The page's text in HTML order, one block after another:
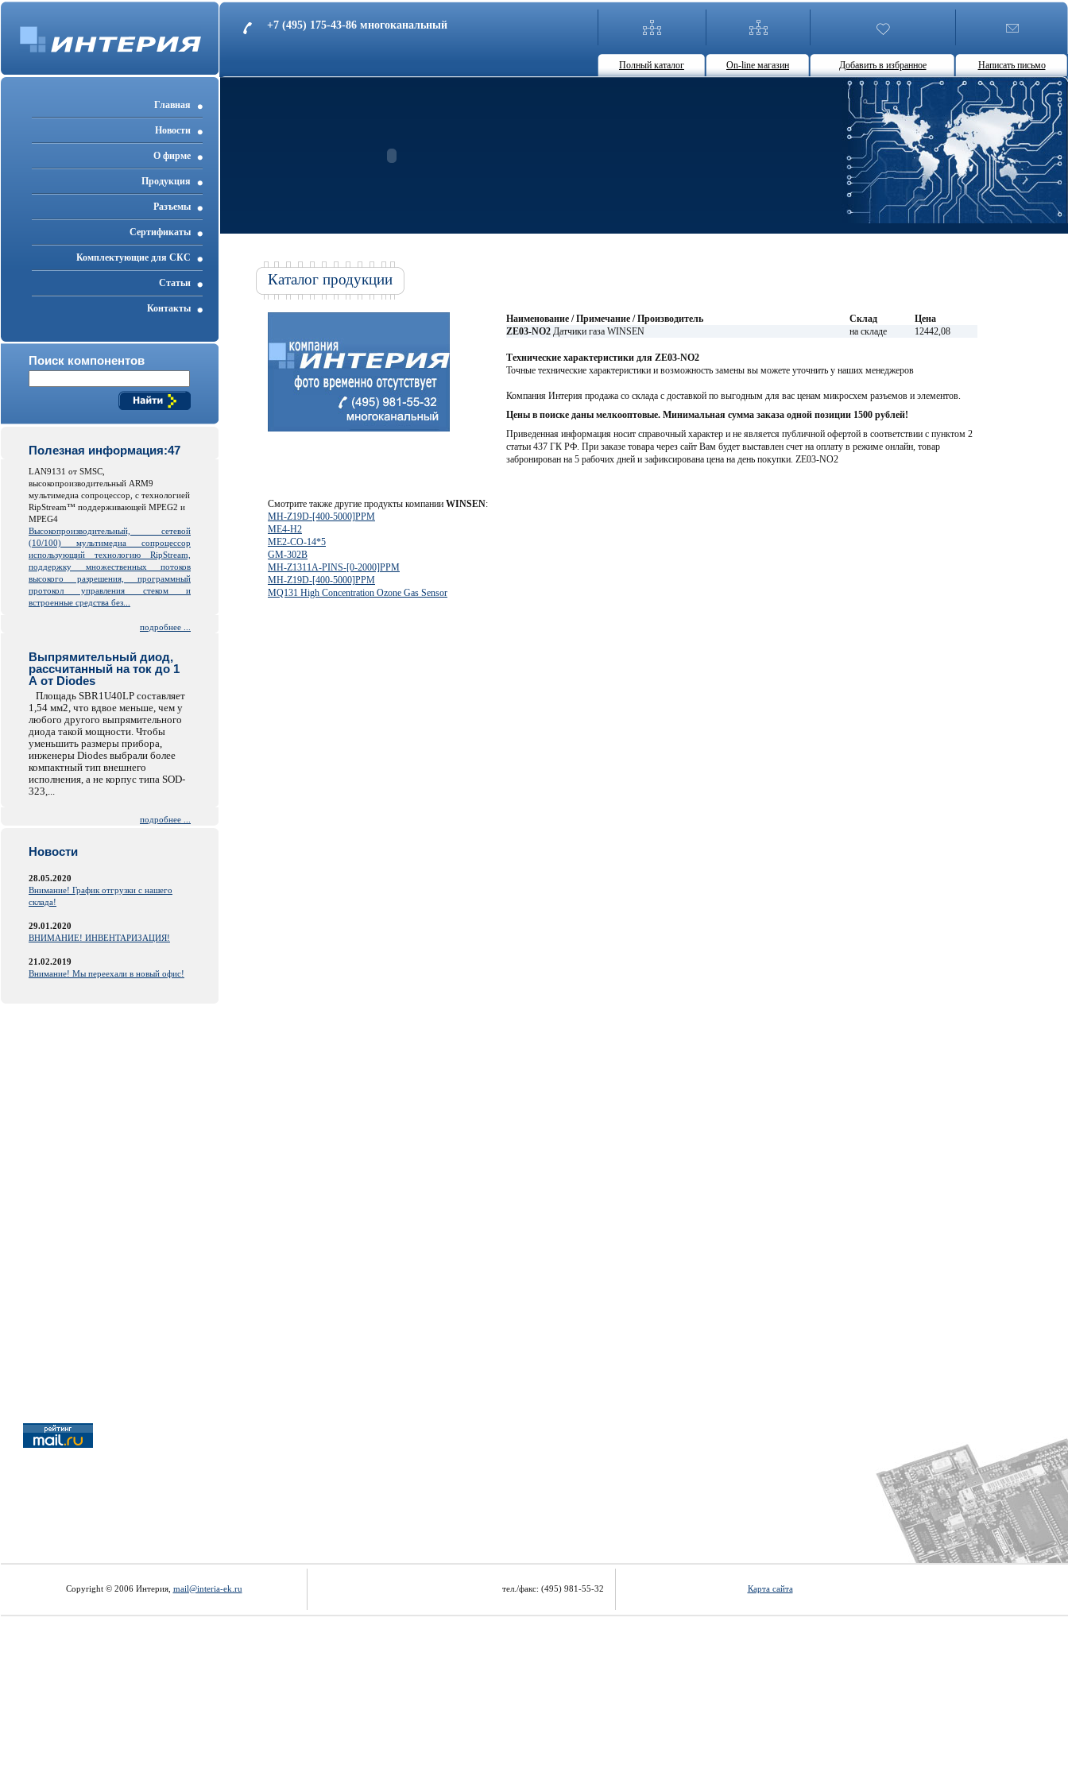
+7 (495) 175-43-86 многоканальный
Полный каталог On-line магазин Добавить в избранное Написать письмо
Главная
Новости
О фирме
Продукция
Разъемы
Cертификаты
Комплектующие для СКС
Статьи
Контакты
Поиск компонентов
Полезная информация:47
LAN9131 от SMSC,
высокопроизводительный ARM9
мультимедиа сопроцессор, с технологией
RipStream™ поддерживающей MPEG2 и
MPEG4
Высокопроизводительный, сетевой
(10/100) мультимедиа сопроцессор
использующий технологию RipStream,
поддержку множественных потоков
высокого разрешения, программный
протокол управления стеком и
встроенные средства без...
подробнее ...
Выпрямительный диод,
рассчитанный на ток до 1
А от Diodes
Площадь SBR1U40LP составляет
1,54 мм2, что вдвое меньше, чем у
любого другого выпрямительного
диода такой мощности. Чтобы
уменьшить размеры прибора,
инженеры Diodes выбрали более
компактный тип внешнего
исполнения, а не корпус типа SOD-
323,...
подробнее ...
Новости
28.05.2020
Внимание! График отгрузки с нашего
склада!
29.01.2020
ВНИМАНИЕ! ИНВЕНТАРИЗАЦИЯ!
21.02.2019
Внимание! Мы переехали в новый офис!
Каталог продукции
Наименование / Примечание / Производитель Склад
Цена
ZE03-NO2 Датчики газа WINSEN на складе 12442,08
Технические характеристики для ZE03-NO2
Точные технические характеристики и возможность замены вы можете уточнить у наших менеджеров
Компания Интерия продажа со склада с доставкой по выгодным для вас ценам микросхем разъемов и элементов.
Цены в поиске даны мелкооптовые. Минимальная сумма заказа одной позиции 1500 рублей!
Приведенная информация носит справочный характер и не является публичной офертой в соответствии с пунктом 2
статьи 437 ГК РФ. При заказе товара через сайт Вам будет выставлен счет на оплату в режиме онлайн, товар
забронирован на 5 рабочих дней и зафиксирована цена на день покупки. ZE03-NO2
Смотрите также другие продукты компании WINSEN:
MH-Z19D-[400-5000]PPM
ME4-H2
ME2-CO-14*5
GM-302B
MH-Z1311A-PINS-[0-2000]PPM
MH-Z19D-[400-5000]PPM
MQ131 High Concentration Ozone Gas Sensor
Copyright © 2006 Интерия, mail@interia-ek.ru тел./факс: (495) 981-55-32 Карта сайта